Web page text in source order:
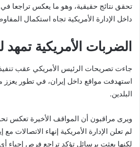
تحقق نتائج حقيقية، وهو ما يعكس تراجعا
داخل الإدارة الأمريكية تجاه استكمال
الضربات الأمريكية
جاءت تصريحات الرئيس الأمريكي عقب
استهدفت مواقع داخل إيران، في تطور يعزز
البلدين.
ويرى مراقبون أن المواقف الأخيرة تعكس
لم تعلن الإدارة الأمريكية إنهاء الاتصالات
لكنها بعثت برسائل تؤكد تراجع فرص إحياء